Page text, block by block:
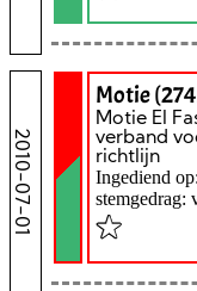
2010-07-01
Motie
Motie El
verband
richtlijn
Ingediend
stemgedrag: